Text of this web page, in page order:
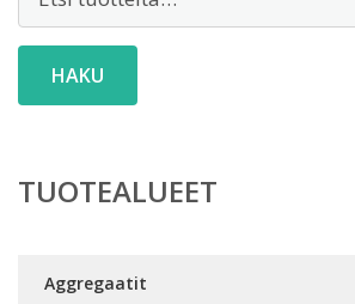
HAKU
TUOTEALUEET
Aggregaatit